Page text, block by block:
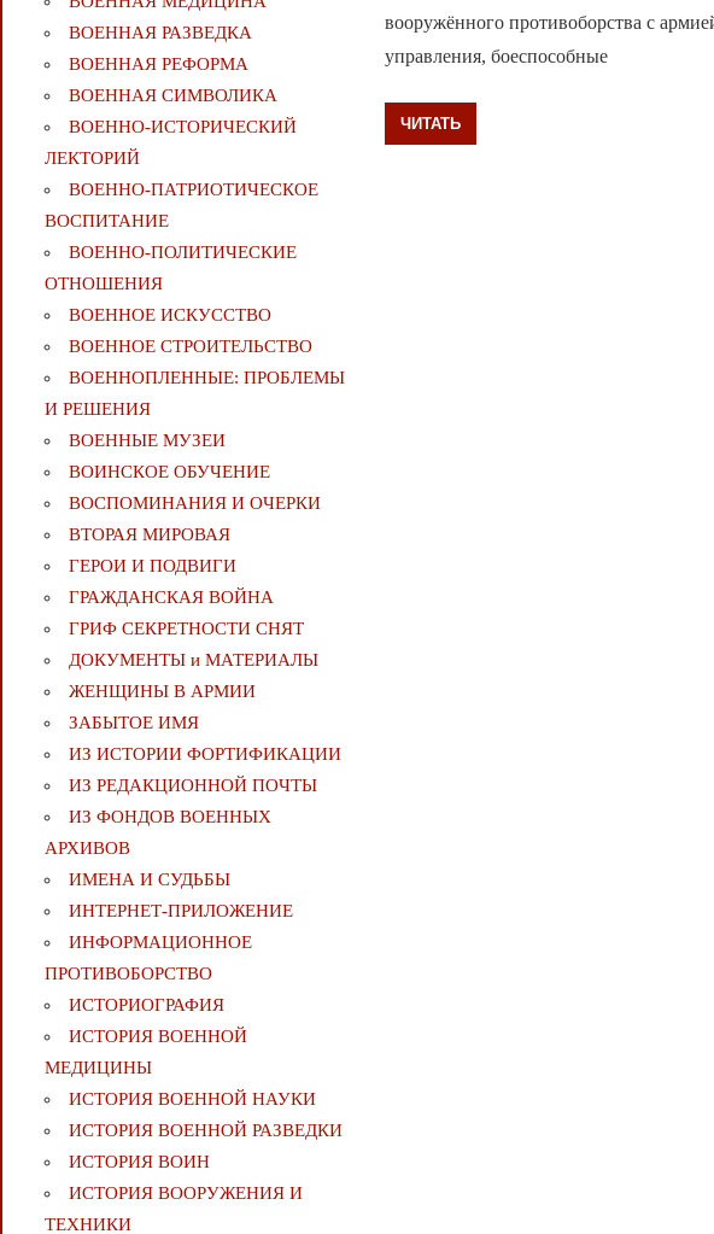
вооружённого противоборства с
управления, боеспособные
ЧИТАТЬ
ВОЕННАЯ РАЗВЕДКА
ВОЕННАЯ РЕФОРМА
ВОЕННАЯ СИМВОЛИКА
ВОЕННО-ИСТОРИЧЕСКИЙ
ЛЕКТОРИЙ
ВОЕННО-ПАТРИОТИЧЕСКОЕ
ВОСПИТАНИЕ
ВОЕННО-ПОЛИТИЧЕСКИE
ОТНОШЕНИЯ
ВОЕННОЕ ИСКУССТВО
ВОЕННОЕ СТРОИТЕЛЬСТВО
ВОЕННОПЛЕННЫЕ: ПРОБЛЕМЫ
И РЕШЕНИЯ
ВОЕННЫЕ МУЗЕИ
ВОИНСКОЕ ОБУЧЕНИЕ
ВОСПОМИНАНИЯ И ОЧЕРКИ
ВТОРАЯ МИРОВАЯ
ГЕРОИ И ПОДВИГИ
ГРАЖДАНСКАЯ ВОЙНА
ГРИФ СЕКРЕТНОСТИ СНЯТ
ДОКУМЕНТЫ и МАТЕРИАЛЫ
ЖЕНЩИНЫ В АРМИИ
ЗАБЫТОЕ ИМЯ
ИЗ ИСТОРИИ ФОРТИФИКАЦИИ
ИЗ РЕДАКЦИОННОЙ ПОЧТЫ
ИЗ ФОНДОВ ВОЕННЫХ
АРХИВОВ
ИМЕНА И СУДЬБЫ
ИНТЕРНЕТ-ПРИЛОЖЕНИЕ
ИНФОРМАЦИОННОЕ
ПРОТИВОБОРСТВО
ИСТОРИОГРАФИЯ
ИСТОРИЯ ВОЕННОЙ
МЕДИЦИНЫ
ИСТОРИЯ ВОЕННОЙ НАУКИ
ИСТОРИЯ ВОЕННОЙ РАЗВЕДКИ
ИСТОРИЯ ВОИН
ИСТОРИЯ ВООРУЖЕНИЯ И
ТЕХНИКИ